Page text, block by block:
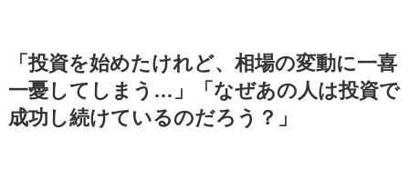
「投資を始めたけれど、相場の変動に一喜
一憂してしまう…」「なぜあの人は投資で
成功し続けているのだろう？」